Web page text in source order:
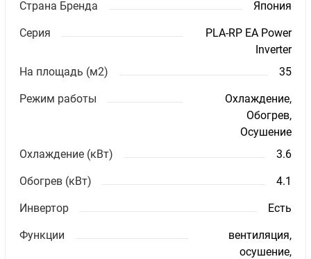
Страна Бренда Япония
Серия
PLA-RP EA Power
Inverter
На площадь (м2)
35
Режим работы
Охлаждение,
Обогрев,
Осушение
Охлаждение (кВт)
3.6
Обогрев (кВт) 4.1
Инвертор Есть
Функции
вентиляция,
осушение,